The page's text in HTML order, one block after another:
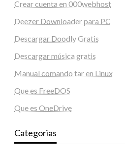
Crear cuenta en 000webhost
Deezer Downloader para PC
Descargar Doodly Gratis
Descargar música gratis
Manual comando tar en Linux
Que es FreeDOS
Que es OneDrive
Categorias